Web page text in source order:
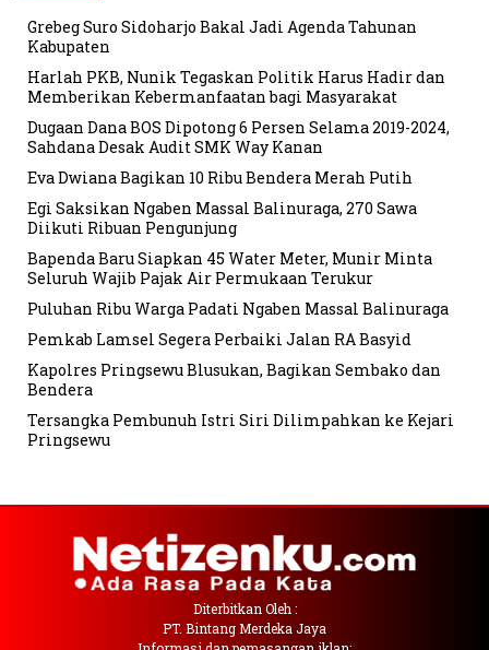
Grebeg Suro Sidoharjo Bakal Jadi Agenda Tahunan
Kabupaten
Harlah PKB, Nunik Tegaskan Politik Harus Hadir dan
Memberikan Kebermanfaatan bagi Masyarakat
Dugaan Dana BOS Dipotong 6 Persen Selama 2019-2024,
Sahdana Desak Audit SMK Way Kanan
Eva Dwiana Bagikan 10 Ribu Bendera Merah Putih
Egi Saksikan Ngaben Massal Balinuraga, 270 Sawa
Diikuti Ribuan Pengunjung
Bapenda Baru Siapkan 45 Water Meter, Munir Minta
Seluruh Wajib Pajak Air Permukaan Terukur
Puluhan Ribu Warga Padati Ngaben Massal Balinuraga
Pemkab Lamsel Segera Perbaiki Jalan RA Basyid
Kapolres Pringsewu Blusukan, Bagikan Sembako dan
Bendera
Tersangka Pembunuh Istri Siri Dilimpahkan ke Kejari
Pringsewu
Diterbitkan Oleh :
PT. Bintang Merdeka Jaya